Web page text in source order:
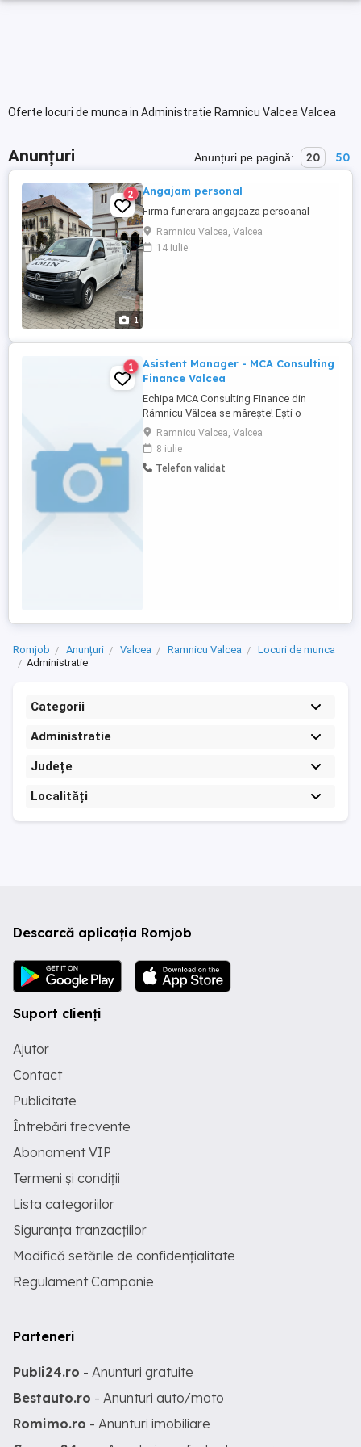
Oferte locuri de munca in Administratie Ramnicu Valcea Valcea
Anunțuri Anunțuri pe pagină: 20 50
1
2 Angajam personal
Firma funerara angajeaza persoanal
Ramnicu Valcea, Valcea
14 iulie
1
Asistent Manager - MCA Consulting
Finance Valcea
Echipa MCA Consulting Finance din
Râmnicu Vâlcea se mărește! Ești o
persoană organizată care ține totul sub
control sau un spirit competitiv care știe
să convingă pe oricine? Dacă răspunsul
este da , s-ar putea să fii colega pe care o
Ramnicu Valcea, Valcea
8 iulie
Telefon validat
Romjob Anunțuri Valcea Ramnicu Valcea
Locuri de munca
Administratie
Categorii
Administratie
Județe
Localități
Descarcă aplicația Romjob
Suport clienți
Ajutor
Contact
Publicitate
Întrebări frecvente
Abonament VIP
Termeni și condiții
Lista categoriilor
Siguranța tranzacțiilor
Modifică setările de confidențialitate
Regulament Campanie
Parteneri
Publi24.ro - Anunturi gratuite
Bestauto.ro - Anunturi auto/moto
Romimo.ro - Anunturi imobiliare